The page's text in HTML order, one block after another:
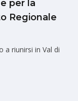
per la
Regionale
a riunirsi in Val di